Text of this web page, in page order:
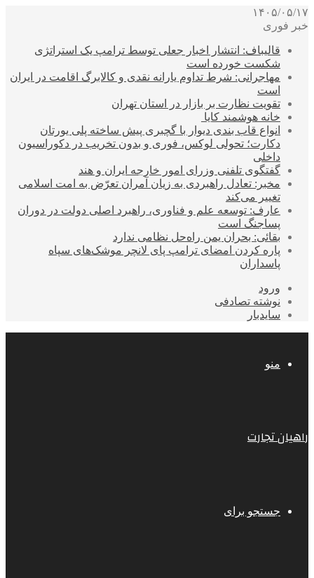
۱۴۰۵/۰۵/۱۷
خبر فوری
قالیباف: انتشار اخبار جعلی توسط ترامپ یک استراتژی
شکست خورده است
مهاجرانی: شرط تداوم یارانه نقدی و کالابرگ اقامت در ایران
است
تقویت نظارت بر بازار در استان تهران
خانه هوشمند کایا
انواع قاب بندی دیوار با گچبری پیش ساخته پلی یورتان
دکارت؛ تحولی لوکس، فوری و بدون تخریب در دکوراسیون
داخلی
گفتگوی تلفنی وزرای امور خارجه ایران و هند
مخبر: تعادل راهبردی به زیان آمران تعرّض به امت اسلامی
تغییر می‌کند
عارف: توسعه علم و فناوری، راهبرد اصلی دولت در دوران
پساجنگ است
بقائی: بحران یمن راه‌حل نظامی ندارد
پاره کردن امضای ترامپ پای لانچر موشک‌های سپاه
پاسداران
ورود
نوشته تصادفی
سایدبار
منو
راهیان تجارت
جستجو برای